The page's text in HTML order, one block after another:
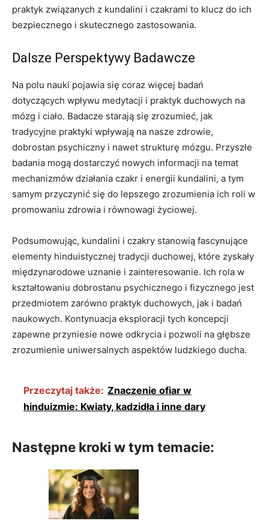
praktyk związanych z kundalini i czakrami to klucz do ich
bezpiecznego i skutecznego zastosowania.
Dalsze Perspektywy Badawcze
Na polu nauki pojawia się coraz więcej badań
dotyczących wpływu medytacji i praktyk duchowych na
mózg i ciało. Badacze starają się zrozumieć, jak
tradycyjne praktyki wpływają na nasze zdrowie,
dobrostan psychiczny i nawet strukturę mózgu. Przyszłe
badania mogą dostarczyć nowych informacji na temat
mechanizmów działania czakr i energii kundalini, a tym
samym przyczynić się do lepszego zrozumienia ich roli w
promowaniu zdrowia i równowagi życiowej.
Podsumowując, kundalini i czakry stanowią fascynujące
elementy hinduistycznej tradycji duchowej, które zyskały
międzynarodowe uznanie i zainteresowanie. Ich rola w
kształtowaniu dobrostanu psychicznego i fizycznego jest
przedmiotem zarówno praktyk duchowych, jak i badań
naukowych. Kontynuacja eksploracji tych koncepcji
zapewne przyniesie nowe odkrycia i pozwoli na głębsze
zrozumienie uniwersalnych aspektów ludzkiego ducha.
Przeczytaj także: Znaczenie ofiar w
hinduizmie: Kwiaty, kadzidła i inne dary
Następne kroki w tym temacie: